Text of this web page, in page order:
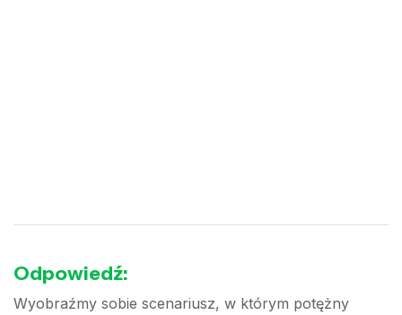
Odpowiedź:
Wyobraźmy sobie scenariusz, w którym potężny